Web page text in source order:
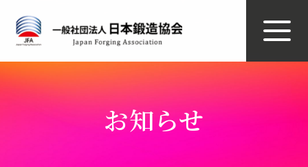
お知らせ